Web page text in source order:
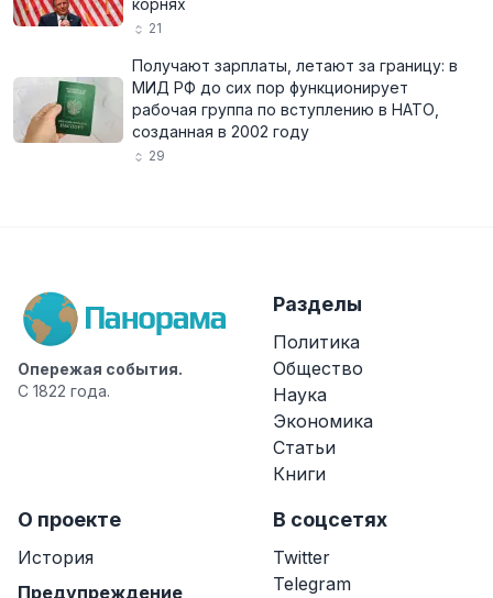
корнях
21
Получают зарплаты, летают за границу: в
МИД РФ до сих пор функционирует
рабочая группа по вступлению в НАТО,
созданная в 2002 году
29
Опережая события.
С 1822 года.
Разделы
Политика
Общество
Наука
Экономика
Статьи
Книги
О проекте
История
Предупреждение
В соцсетях
Twitter
Telegram